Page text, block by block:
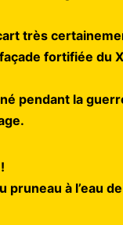
très
fortifiée du
pendant la
à l’eau